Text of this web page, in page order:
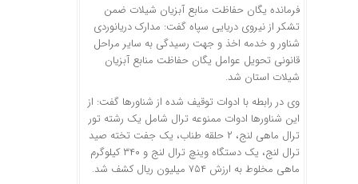
فرمانده یگان حفاظت منابع آبزیان شیلات ضمن
تشکر از نیروی دریایی سپاه گفت: مدارک دریانوردی
شناور و خدمه اخذ و جهت رسیدگی به سایر مراحل
قانونی تحویل عوامل یگان حفاظت منابع آبزیان
شیلات استان شد.
وی در رابطه با ادوات توقیف شده از شناورها گفت: از
این شناورها ادوات ممنوعه ترال شامل یک رشته تور
ترال ماهی لنج، ۲ حلقه طناب، یک جفت تخته صید
ترال لنج، یک دستگاهوینچ ترال
لنج و ۳۴۰ کیلوگرم
ماهی مخلوط به ارزش ۷۵۴ میلیون ریال کشف شد.